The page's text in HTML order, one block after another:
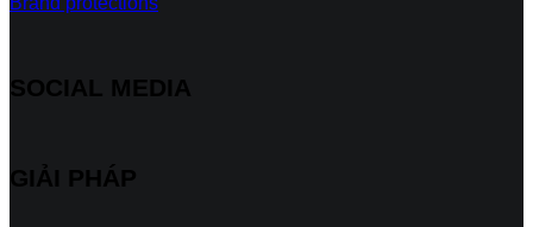
SOCIAL MEDIA
GIẢI PHÁP